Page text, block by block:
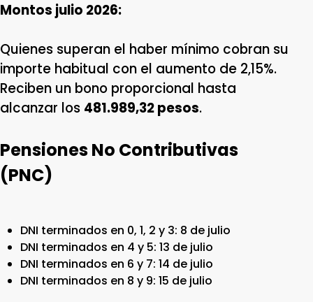
Montos julio 2026:
Quienes superan el haber mínimo cobran su
importe habitual con el aumento de 2,15%.
Reciben un bono proporcional hasta
alcanzar los 481.989,32 pesos.
Pensiones No Contributivas
(PNC)
DNI terminados en 0, 1, 2 y 3: 8 de julio
DNI terminados en 4 y 5: 13 de julio
DNI terminados en 6 y 7: 14 de julio
DNI terminados en 8 y 9: 15 de julio